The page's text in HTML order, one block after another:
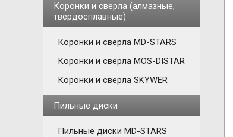
Коронки и сверла (алмазные,
твердосплавные)
Коронки и сверла MD-STARS
Коронки и сверла MOS-DISTAR
Коронки и сверла SKYWER
Пильные диски
Пильные диски MD-STARS